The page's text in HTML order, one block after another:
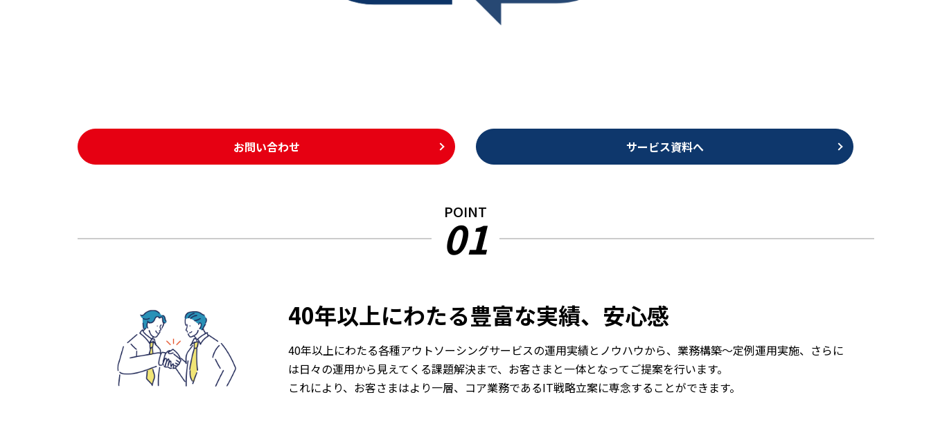
お問い合わせ サービス資料へ
POINT
01
40年以上にわたる豊富な実績、安心感
40年以上にわたる各種アウトソーシングサービスの運用実績とノウハウから、業務構築～定例運用実施、さらに
は日々の運用から見えてくる課題解決まで、お客さまと一体となってご提案を行います。
これにより、お客さまはより一層、コア業務であるIT戦略立案に専念することができます。